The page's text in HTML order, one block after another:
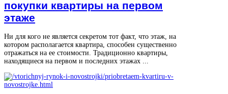
покупки квартиры на первом
этаже
Ни для кого не является секретом тот факт, что этаж, на
котором располагается квартира, способен существенно
отражаться на ее стоимости. Традиционно квартиры,
находящиеся на первом и последних этажах ...